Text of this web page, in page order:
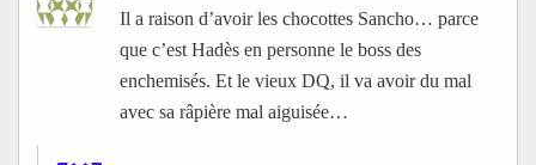
Il a raison d’avoir les chocottes Sancho… parce
que c’est Hadès en personne le boss des
enchemisés. Et le vieux DQ, il va avoir du mal
avec sa râpière mal aiguisée…